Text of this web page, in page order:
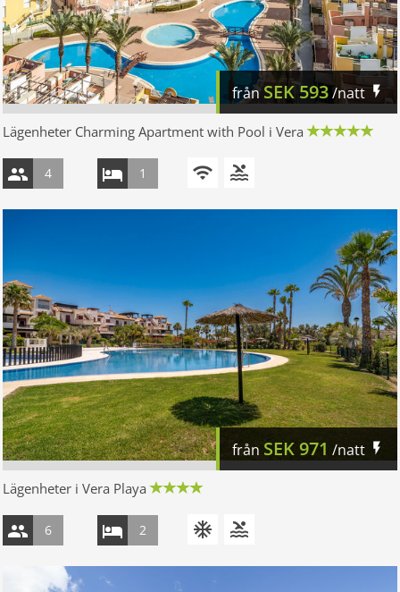
frånSEK593/natt
Lägenheter Charming Apartment with Pool i Vera
4 1
från SEK971 /natt
Lägenheter i Vera Playa
6 2